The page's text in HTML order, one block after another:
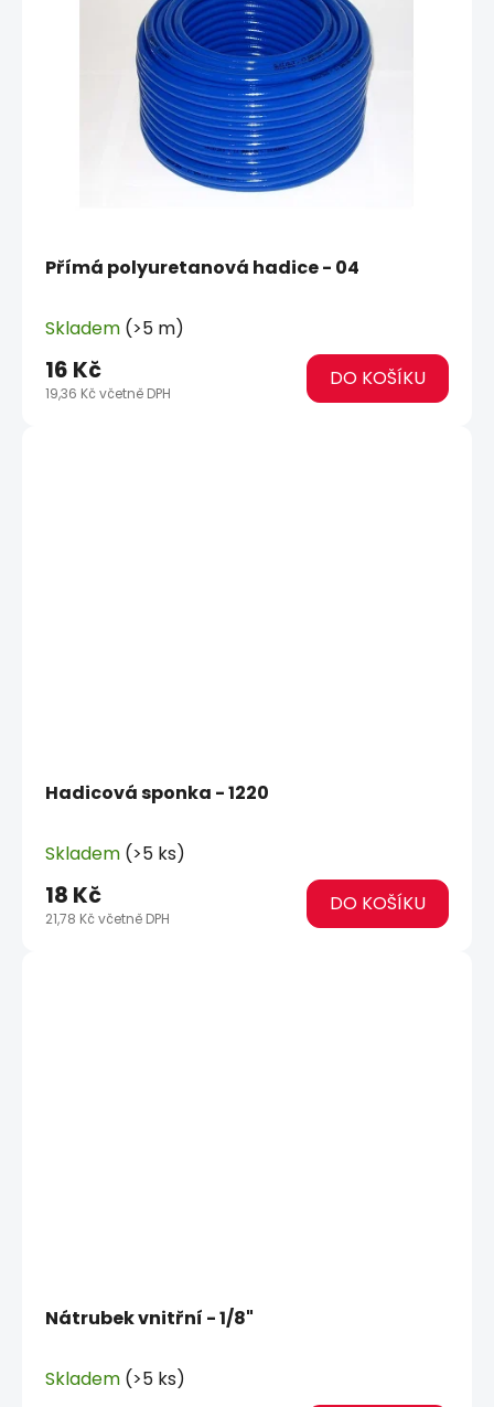
Přímá polyuretanová hadice - 04
Skladem (>5 m)
19,36 Kč včetně DPH
16 Kč DO KOŠÍKU
Hadicová sponka - 1220
Skladem (>5 ks)
21,78 Kč včetně DPH
18 Kč DO KOŠÍKU
Nátrubek vnitřní - 1/8"
Skladem (>5 ks)